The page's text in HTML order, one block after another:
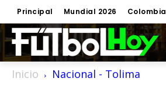
Principal Mundial 2026 Colombia
Inicio Nacional - Tolima